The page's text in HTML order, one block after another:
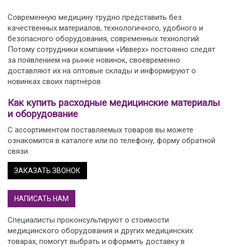
Современную медицину трудно представить без
качественных материалов, технологичного, удобного и
безопасного оборудования, современных технологий.
Потому сотрудники компании «Ивверх» постоянно следят
за появлением на рынке новинок, своевременно
доставляют их на оптовые склады и информируют о
новинках своих партнёров.
Как купить расходные медицинские материалы
и оборудование
С ассортиментом поставляемых товаров вы можете
ознакомится в каталоге или по телефону, форму обратной
связи.
ЗАКАЗАТЬ ЗВОНОК
НАПИСАТЬ НАМ
Специалисты проконсультируют о стоимости
медицинского оборудования и других медицинских
товарах, помогут выбрать и оформить доставку в